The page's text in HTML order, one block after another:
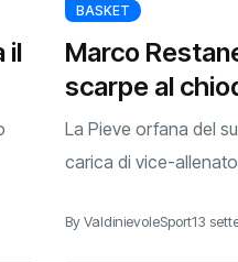
il
BASKET
Marco
scarpe al
La Pieve orfana del
carica di vice-
By ValdinievoleSport13